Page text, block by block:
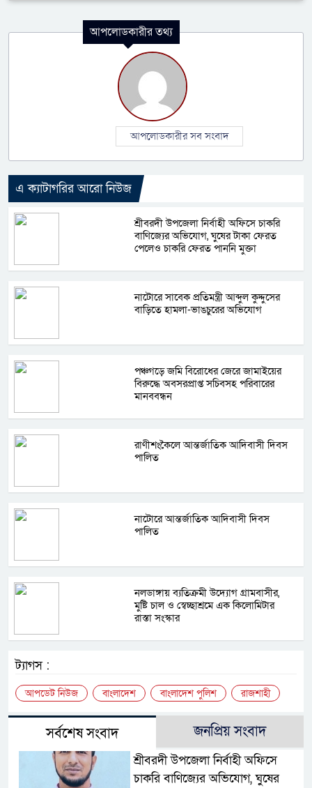
আপলোডকারীর তথ্য
আপলোডকারীর সব সংবাদ
এ ক্যাটাগরির আরো নিউজ
শ্রীবরদী উপজেলা নির্বাহী অফিসে চাকরি
বাণিজ্যের অভিযোগ, ঘুষের টাকা ফেরত
পেলেও চাকরি ফেরত পাননি মুক্তা
নাটোরে সাবেক প্রতিমন্ত্রী আব্দুল কুদ্দুসের
বাড়িতে হামলা-ভাঙচুরের অভিযোগ
পঞ্চগড়ে জমি বিরোধের জেরে জামাইয়ের
বিরুদ্ধে অবসরপ্রাপ্ত সচিবসহ পরিবারের
মানববন্ধন
রাণীশংকৈলে আন্তর্জাতিক আদিবাসী দিবস
পালিত
নাটোরে আন্তর্জাতিক আদিবাসী দিবস
পালিত
নলডাঙ্গায় ব্যতিক্রমী উদ্যোগ গ্রামবাসীর,
মুষ্টি চাল ও স্বেচ্ছাশ্রমে এক কিলোমিটার
রাস্তা সংস্কার
ট্যাগস :
আপডেট নিউজ বাংলাদেশ বাংলাদেশ পুলিশ রাজশাহী
সর্বশেষ সংবাদ জনপ্রিয় সংবাদ
শ্রীবরদী উপজেলা নির্বাহী অফিসে
চাকরি বাণিজ্যের অভিযোগ, ঘুষের